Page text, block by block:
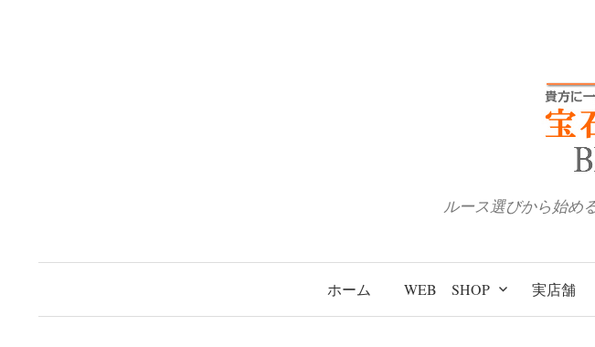
ルース選びから始め
ホーム WEB SHOP 実店舗